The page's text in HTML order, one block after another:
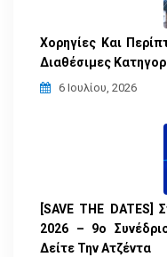
Χορηγίες Και
Διαθέσιμες
6 Ιουλίου, 2026
[SAVE THE DATES]
2026 – 9ο
Δείτε Την Ατζέντα